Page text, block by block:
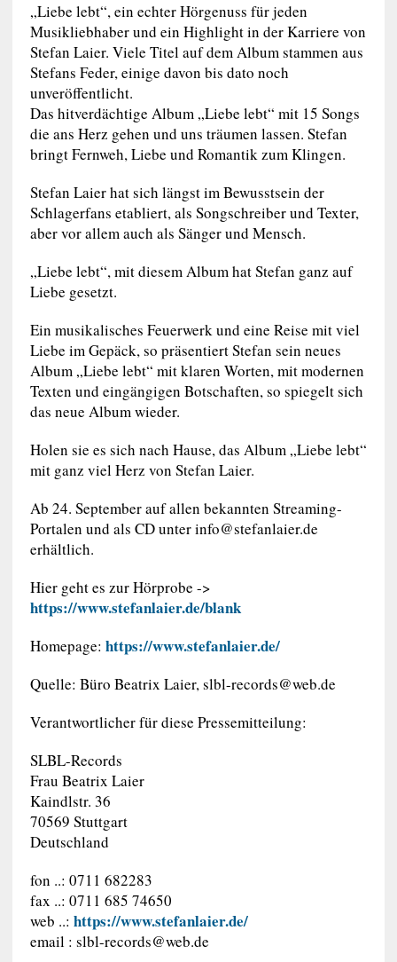
„Liebe lebt“, ein echter Hörgenuss für jeden
Musikliebhaber und ein Highlight in der Karriere von
Stefan Laier. Viele Titel auf dem Album stammen aus
Stefans Feder, einige davon bis dato noch
unveröffentlicht.
Das hitverdächtige Album „Liebe lebt“ mit 15 Songs
die ans Herz gehen und uns träumen lassen. Stefan
bringt Fernweh, Liebe und Romantik zum Klingen.
Stefan Laier hat sich längst im Bewusstsein der
Schlagerfans etabliert, als Songschreiber und Texter,
aber vor allem auch als Sänger und Mensch.
„Liebe lebt“, mit diesem Album hat Stefan ganz auf
Liebe gesetzt.
Ein musikalisches Feuerwerk und eine Reise mit viel
Liebe im Gepäck, so präsentiert Stefan sein neues
Album „Liebe lebt“ mit klaren Worten, mit modernen
Texten und eingängigen Botschaften, so spiegelt sich
das neue Album wieder.
Holen sie es sich nach Hause, das Album „Liebe lebt“
mit ganz viel Herz von Stefan Laier.
Ab 24. September auf allen bekannten Streaming-
Portalen und als CD unterinfo@stefanlaier.de
erhältlich.
Hier geht es zur Hörprobe ->
https://www.stefanlaier.de/blank
Homepage: https://www.stefanlaier.de/
Quelle: Büro Beatrix Laier,slbl-records@web.de
Verantwortlicher für diese Pressemitteilung:
SLBL-Records
Frau Beatrix Laier
Kaindlstr. 36
70569 Stuttgart
Deutschland
fon ..: 0711 682283
fax ..: 0711 685 74650
web ..: https://www.stefanlaier.de/
email : slbl-records@web.de